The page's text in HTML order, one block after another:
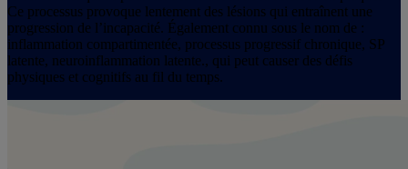
Ce processus provoque lentement des lésions qui entraînent une
progression de l’incapacité. Également connu sous le nom de :
inflammation compartimentée, processus progressif chronique, SP
latente, neuroinflammation latente., qui peut causer des défis
physiques et cognitifs au fil du temps.